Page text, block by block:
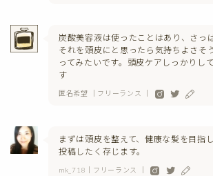
炭酸美容液は使ったことはあり、さっ
それを頭皮にと思ったら気持ちよさそ
ってみたいです。頭皮ケアしっかりし
す
匿名希望 ｜フリーランス ｜
まずは頭皮を整えて、健康な髪を目指
投稿したく存じます。
mk_718｜フリーランス ｜